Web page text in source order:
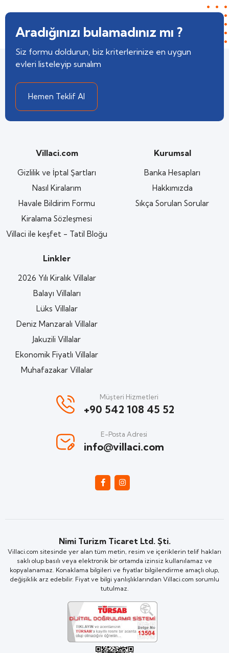
Aradığınızı bulamadınız mı ?
Siz formu doldurun, biz kriterlerinize en uygun
evleri listeleyip sunalım
Hemen Teklif Al
Villaci.com
Gizlilik ve İptal Şartları
Nasıl Kiralarım
Havale Bildirim Formu
Kiralama Sözleşmesi
Villaci ile keşfet - Tatil Bloğu
Kurumsal
Banka Hesapları
Hakkımızda
Sıkça Sorulan Sorular
Linkler
2026 Yılı Kiralık Villalar
Balayı Villaları
Lüks Villalar
Deniz Manzaralı Villalar
Jakuzili Villalar
Ekonomik Fiyatlı Villalar
Muhafazakar Villalar
Müşteri Hizmetleri
+90 542 108 45 52
E-Posta Adresi
info@villaci.com
Nimi Turizm Ticaret Ltd. Şti.
Villaci.com sitesinde yer alan tüm metin, resim ve içeriklerin telif hakları
saklı olup basılı veya elektronik bir ortamda izinsiz kullanılamaz ve
kopyalanamaz. Konaklama bilgileri ve fiyatlar bilgilendirme amaçlı olup,
değişiklik arz edebilir. Fiyat ve bilgi yanlışlıklarından Villaci.com sorumlu
tutulmaz.